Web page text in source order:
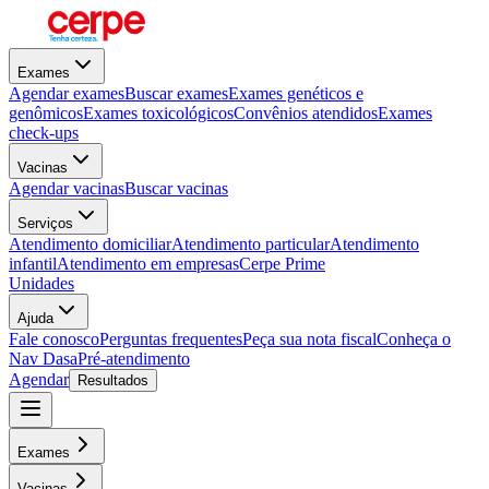
Exames
Agendar examesBuscar examesExames genéticos e
genômicosExames toxicológicosConvênios atendidosExames
check-ups
Vacinas
Agendar vacinasBuscar vacinas
Serviços
Atendimento domiciliarAtendimento particularAtendimento
infantilAtendimento em empresasCerpe Prime
Unidades
Ajuda
Fale conoscoPerguntas frequentesPeça sua nota fiscalConheça o
Nav DasaPré-atendimento
Agendar
Resultados
Exames